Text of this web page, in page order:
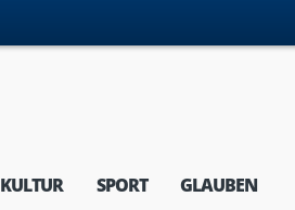
KULTUR SPORT GLAUBEN